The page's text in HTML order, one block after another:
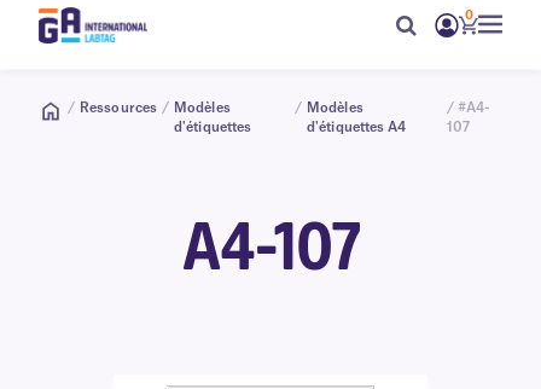
0
/ Ressources / Modèles
d'étiquettes
/ Modèles
d'étiquettes A4
/ #A4-
107
A4-107